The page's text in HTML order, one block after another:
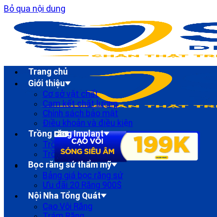
Bỏ qua nội dung
Trang chủ
Giới thiệu
Cơ sở vật chất
Cam kết chất lượng
Chính sách bảo mật
Điều khoản và điều kiện
Trồng răng Implant
Trồng Răng implant Đơn lẻ
Trồng Răng Implant Toàn Hàm
Bọc răng sứ thẩm mỹ
Bảng giá bọc răng sứ
Ưu đãi 20 Răng 900$
Nội Nha Tổng Quát
Cạo Vôi Răng